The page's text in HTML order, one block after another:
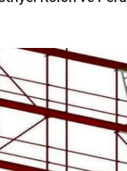
Endustriyel Kolon